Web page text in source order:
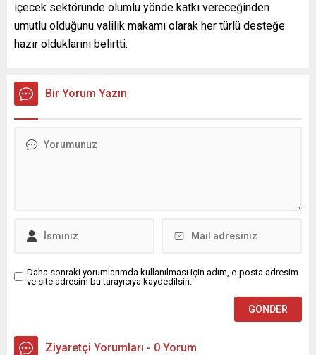
içecek sektöründe olumlu yönde katkı vereceğinden
umutlu olduğunu valilik makamı olarak her türlü desteğe
hazır olduklarını belirtti.
Bir Yorum Yazın
Daha sonraki yorumlarımda kullanılması için adım, e-posta adresim
ve site adresim bu tarayıcıya kaydedilsin.
Ziyaretçi Yorumları - 0 Yorum